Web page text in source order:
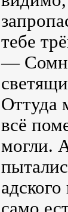
тебе
—
Оттуда
всё
могли.